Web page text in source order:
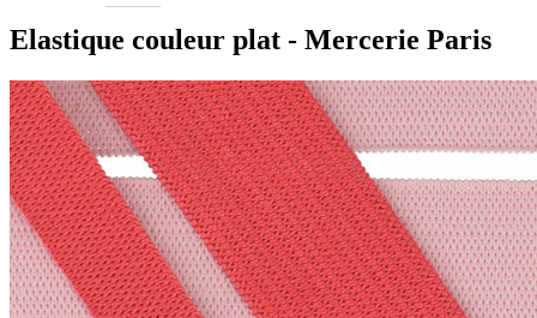
Elastique couleur plat - Mercerie Paris